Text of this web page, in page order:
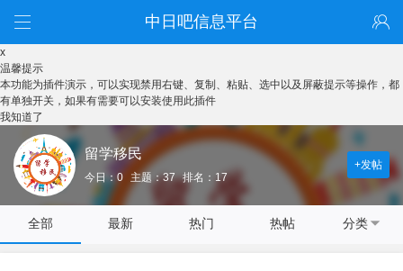
中日吧信息平台
x
温馨提示
本功能为插件演示，可以实现禁用右键、复制、粘贴、选中以及屏蔽提示等操作，都
有单独开关，如果有需要可以安装使用此插件
我知道了
留学移民
今日：0 主题：37 排名：17
+发帖
全部 最新 热门 热帖 分类